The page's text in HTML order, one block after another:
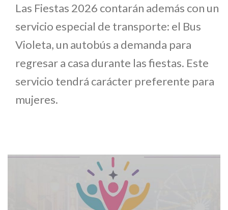
Las Fiestas 2026 contarán además con un
servicio especial de transporte: el Bus
Violeta, un autobús a demanda para
regresar a casa durante las fiestas. Este
servicio tendrá carácter preferente para
mujeres.